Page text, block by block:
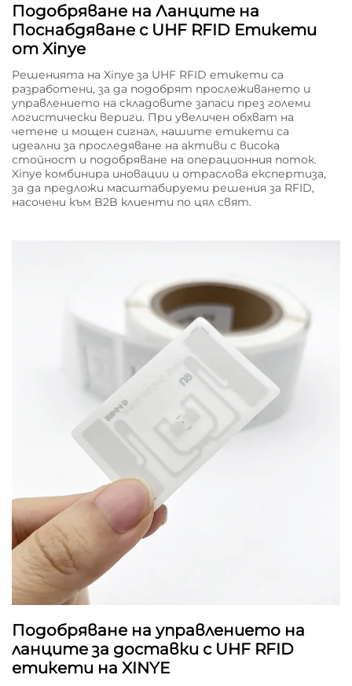
Подобряване на Ланците на
Поснабдяване с UHF RFID Етикети
от Xinye
Решенията на Xinye за UHF RFID етикети са
разработени, за да подобрят прослеживането и
управлението на складовите запаси през големи
логистически вериги. При увеличен обхват на
четене и мощен сигнал, нашите етикети са
идеални за проследяване на активи с висока
стойност и подобряване на операционния поток.
Xinye комбинира иновации и отраслова експертиза,
за да предложи масштабируеми решения за RFID,
насочени към B2B клиенти по цял свят.
Подобряване на управлението на
ланците за доставки с UHF RFID
етикети на XINYE